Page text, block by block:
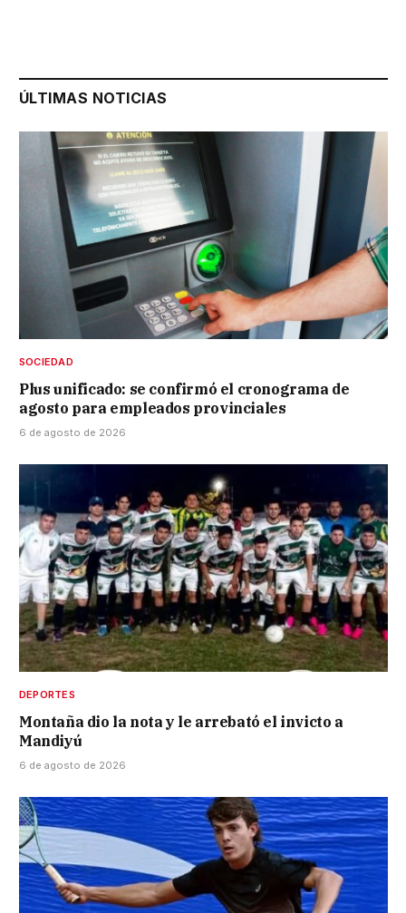
ÚLTIMAS NOTICIAS
SOCIEDAD
Plus unificado: se confirmó el cronograma de
agosto para empleados provinciales
6 de agosto de 2026
DEPORTES
Montaña dio la nota y le arrebató el invicto a
Mandiyú
6 de agosto de 2026